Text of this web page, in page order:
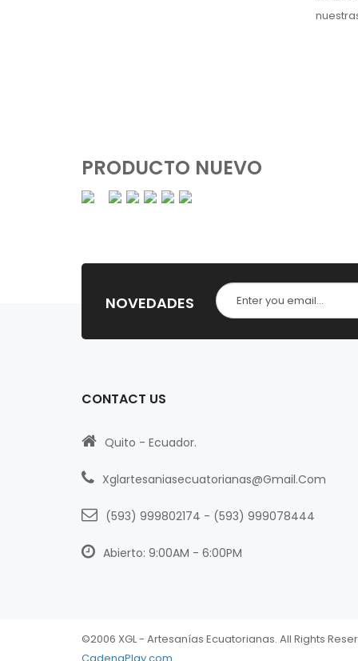
PRODUCTO NUEVO
NOVEDADES
CONTACT US
Quito - Ecuador.
Xglartesaniasecuatorianas@gmail.com
(593) 999802174 - (593) 999078444
Abierto: 9:00AM - 6:00PM
©2006 XGL - Artesanías Ecuatorianas. All Rights